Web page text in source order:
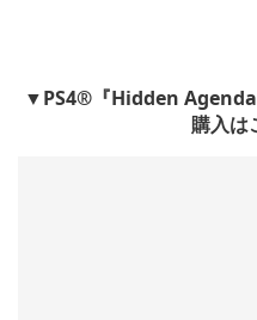
▼PS4®『Hidden
購入は